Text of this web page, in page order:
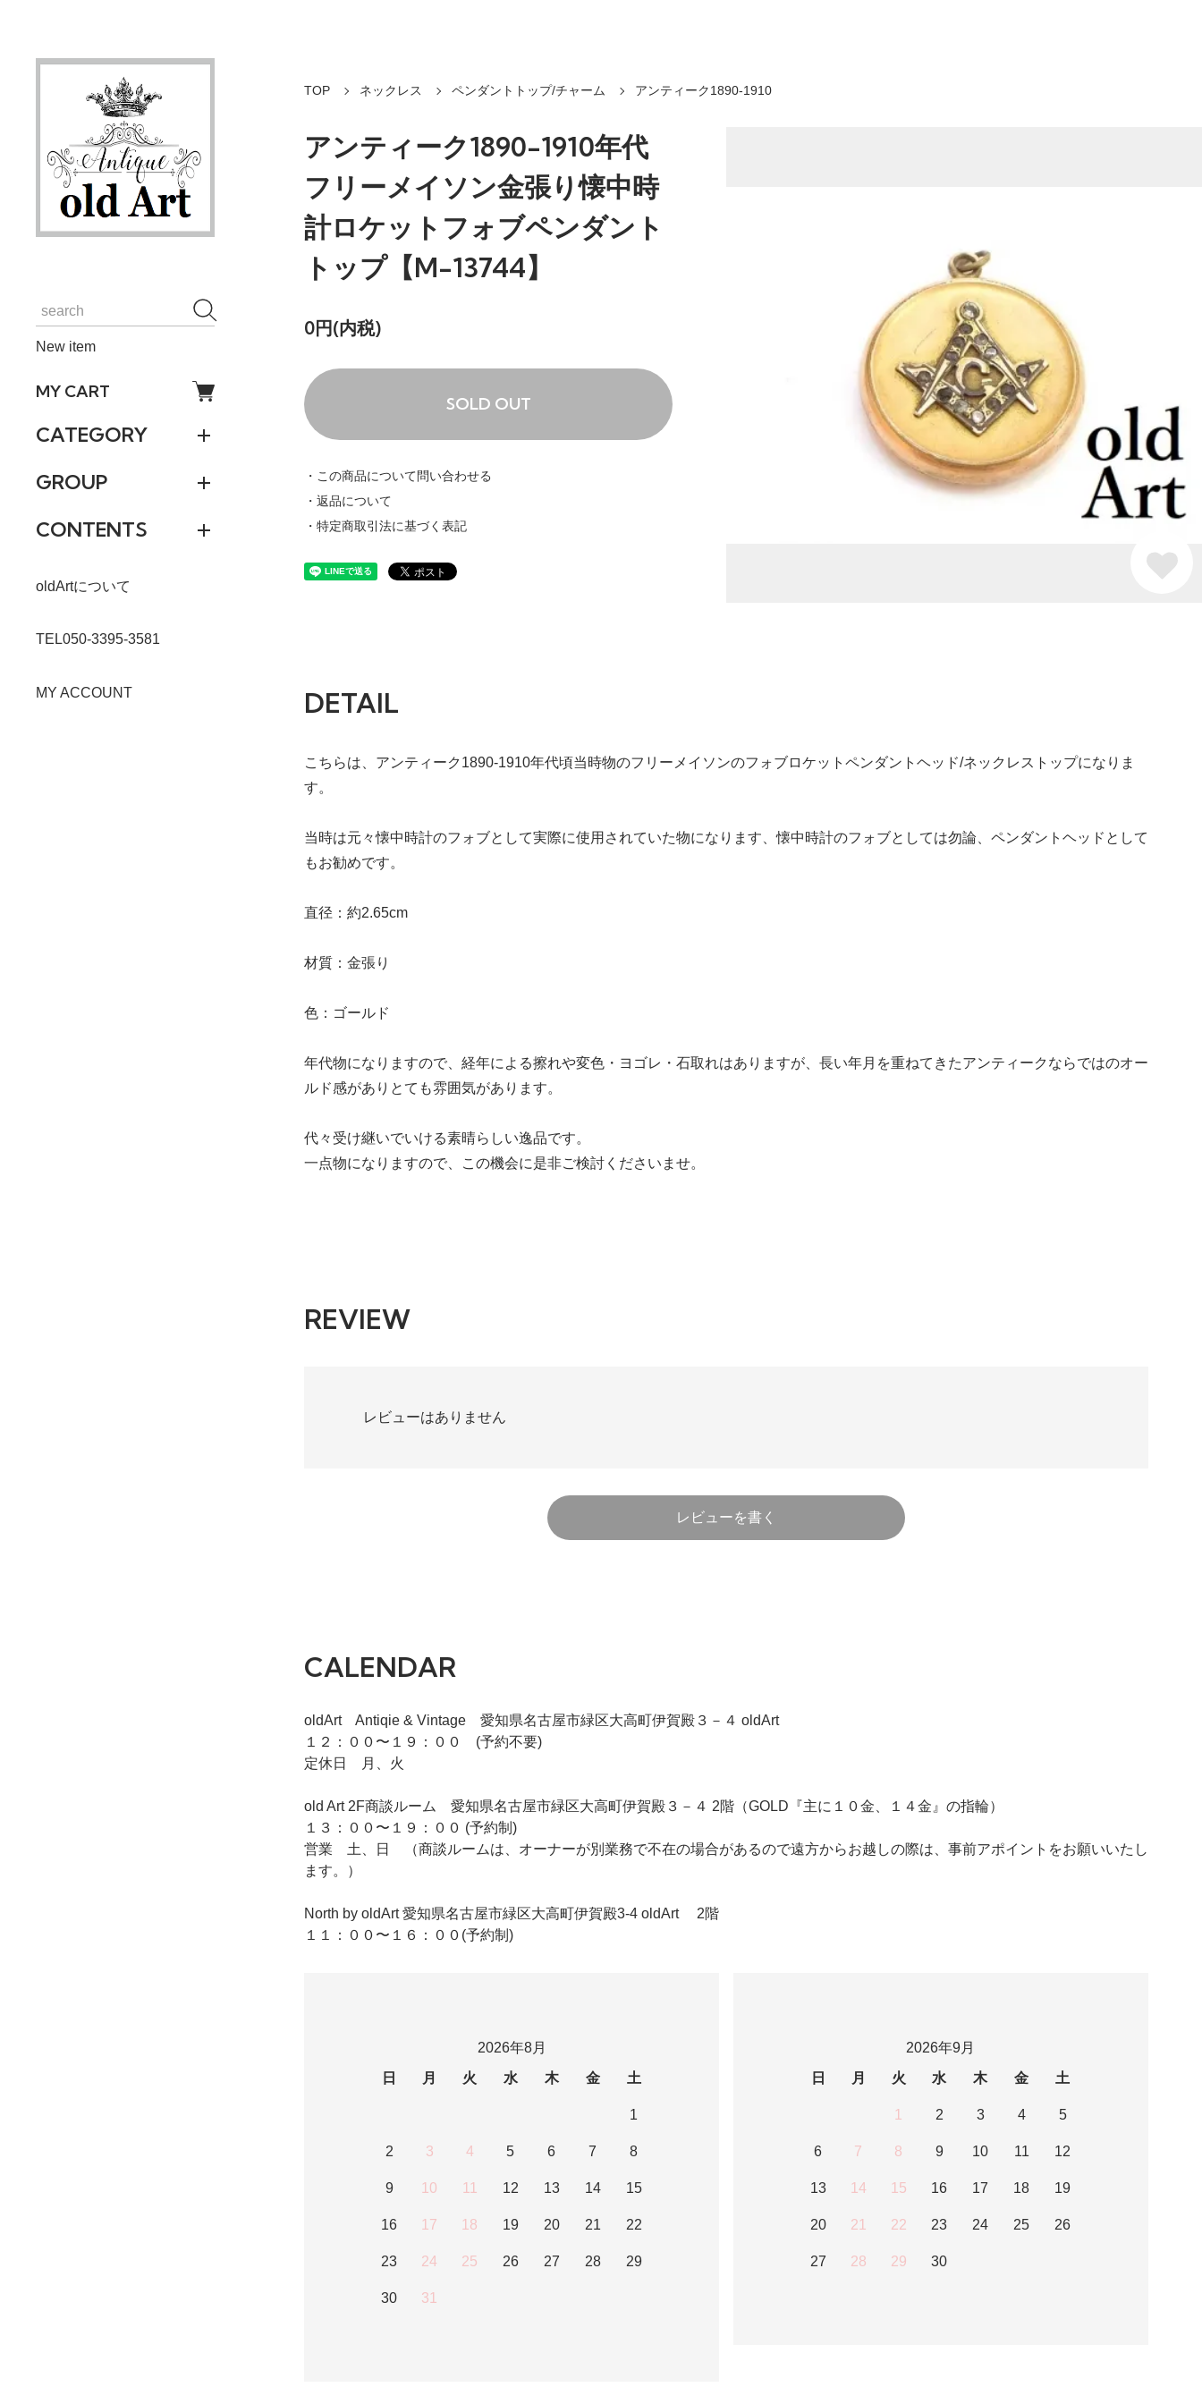
New item
MY CART
CATEGORY
GROUP
CONTENTS
oldArtについて
TEL050-3395-3581
MY ACCOUNT
TOP ネックレス ペンダントトップ/チャーム アンティーク1890-1910
アンティーク1890-1910年代
フリーメイソン金張り懐中時
計ロケットフォブペンダント
トップ【M-13744】
0円(内税)
SOLD OUT
・この商品について問い合わせる
・返品について
・特定商取引法に基づく表記
DETAIL
こちらは、アンティーク1890-1910年代頃当時物のフリーメイソンのフォブロケットペンダントヘッド/ネックレストップになりま
す。
当時は元々懐中時計のフォブとして実際に使用されていた物になります、懐中時計のフォブとしては勿論、ペンダントヘッドとして
もお勧めです。
直径：約2.65cm
材質：金張り
色：ゴールド
年代物になりますので、経年による擦れや変色・ヨゴレ・石取れはありますが、長い年月を重ねてきたアンティークならではのオー
ルド感がありとても雰囲気があります。
代々受け継いでいける素晴らしい逸品です。
一点物になりますので、この機会に是非ご検討くださいませ。
REVIEW
レビューはありません
レビューを書く
CALENDAR
oldArt Antiqie & Vintage 愛知県名古屋市緑区大高町伊賀殿３－４ oldArt
１２：００〜１９：００ (予約不要)
定休日 月、火
old Art 2F商談ルーム 愛知県名古屋市緑区大高町伊賀殿３－４ 2階（GOLD『主に１０金、１４金』の指輪）
１３：００〜１９：００ (予約制)
営業 土、日 （商談ルームは、オーナーが別業務で不在の場合があるので遠方からお越しの際は、事前アポイントをお願いいたし
ます。）
North by oldArt 愛知県名古屋市緑区大高町伊賀殿3-4 oldArt 2階
１１：００〜１６：００(予約制)
2026年8月
日
月 火 水 木 金 土
1
2 3 4 5 6 7 8
9 10 11 12 13 14 15
16 17 18 19 20 21 22
23 24 25 26 27 28 29
30 31
2026年9月
日
月 火 水 木 金 土
1 2 3 4 5
6 7 8 9 10 11 12
13 14 15 16 17 18 19
20 21 22 23 24 25 26
27 28 29 30